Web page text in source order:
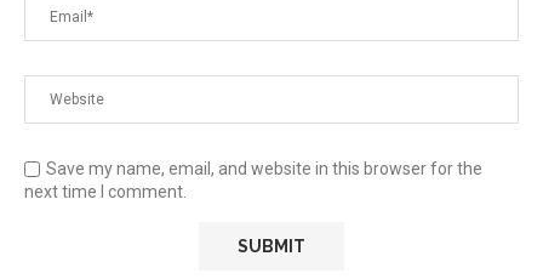
Save my name, email, and website in this browser for the
next time I comment.